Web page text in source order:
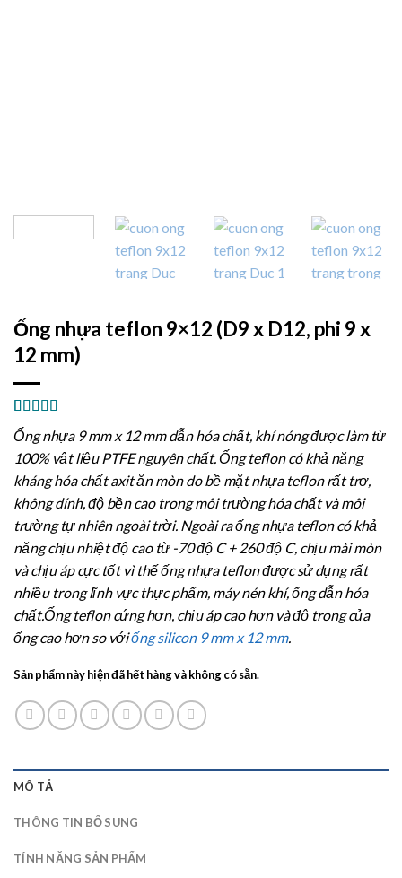
Ống nhựa teflon 9×12 (D9 x D12, phi 9 x
12 mm)
5.00
trên 5
dựa trên
8
đánh giá
Ống nhựa 9 mm x 12 mm dẫn hóa chất, khí nóng được làm từ
100% vật liệu PTFE nguyên chất. Ống teflon có khả năng
kháng hóa chất axit ăn mòn do bề mặt nhựa teflon rất trơ,
không dính, độ bền cao trong môi trường hóa chất và môi
trường tự nhiên ngoài trời. Ngoài ra ống nhựa teflon có khả
năng chịu nhiệt độ cao từ -70 độ C + 260 độ C, chịu mài mòn
và chịu áp cực tốt vì thế ống nhựa teflon được sử dụng rất
nhiều trong lĩnh vực thực phẩm, máy nén khí, ống dẫn hóa
chất.Ống teflon cứng hơn, chịu áp cao hơn và độ trong của
ống cao hơn so vớiống silicon 9 mm x 12 mm.
Sản phẩm này hiện đã hết hàng và không có sẵn.
MÔ TẢ
THÔNG TIN BỔ SUNG
TÍNH NĂNG SẢN PHẨM